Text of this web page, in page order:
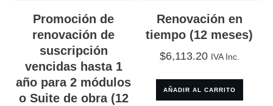
Promoción de
renovación de
suscripción
vencidas hasta 1
año para 2 módulos
o Suite de obra (12
Renovación en
tiempo (12 meses)
$6,113.20 IVA Inc.
AÑADIR AL CARRITO